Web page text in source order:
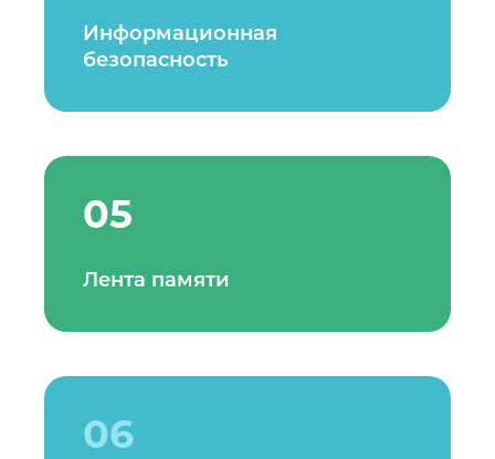
Информационная
безопасность
05
Лента памяти
06